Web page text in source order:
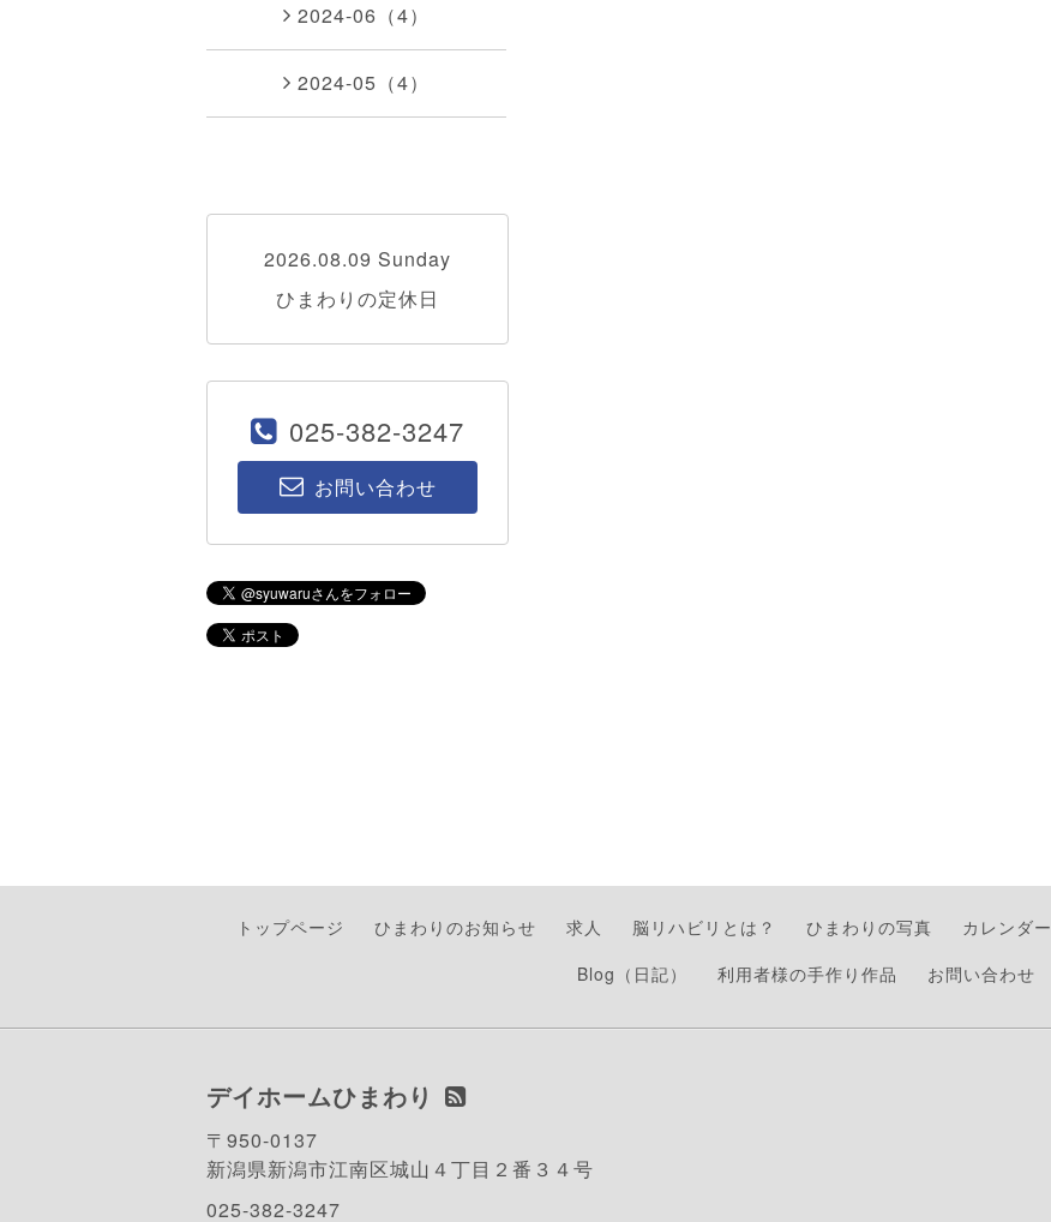
2024-06（4）
2024-05（4）
2026.08.09 Sunday
ひまわりの定休日
025-382-3247
お問い合わせ
トップページ ひまわりのお知らせ 求人 脳リハビリとは？ ひまわりの写真 カレンダー
Blog（日記）
利用者様の手作り作品 お問い合わせ
デイホームひまわり
〒950-0137
新潟県新潟市江南区城山４丁目２番３４号
025-382-3247